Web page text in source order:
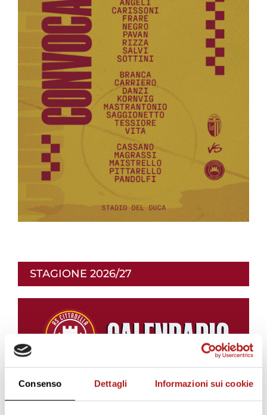
Consenso Dettagli Informazioni sui cookie
STAGIONE 2026/27